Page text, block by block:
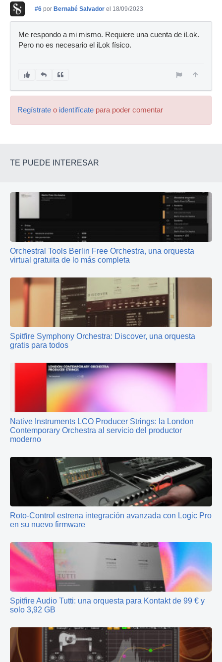
#6 por Bernabé Salvador el 18/09/2023
Me respondo a mi mismo. Requiere una cuenta de iLok.
Pero no es necesario el iLok físico.
Regístrate o identifícate para poder comentar
TE PUEDE INTERESAR
Orchestral Tools Berlin Free Orchestra, una orquesta
virtual gratuita de lo más completa
Spitfire Symphony Orchestra: Discover, una orquesta
gratis para todos
Native Instruments LCO Producer Strings: la London
Contemporary Orchestra al servicio del productor
moderno
Roto‑Control estrena integración avanzada con Logic Pro
en su nuevo firmware
Spitfire Audio Tutti: una orquesta para Kontakt de 99 € y
solo 3,92 GB